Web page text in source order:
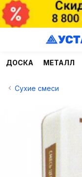
ДОСКА МЕТАЛЛ
Сухие смеси